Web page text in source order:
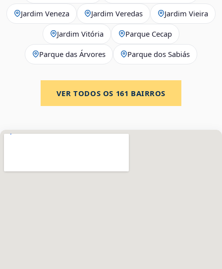
Jardim Veneza Jardim Veredas Jardim Vieira
Jardim Vitória Parque Cecap
Parque das Árvores Parque dos Sabiás
VER TODOS OS 161 BAIRROS